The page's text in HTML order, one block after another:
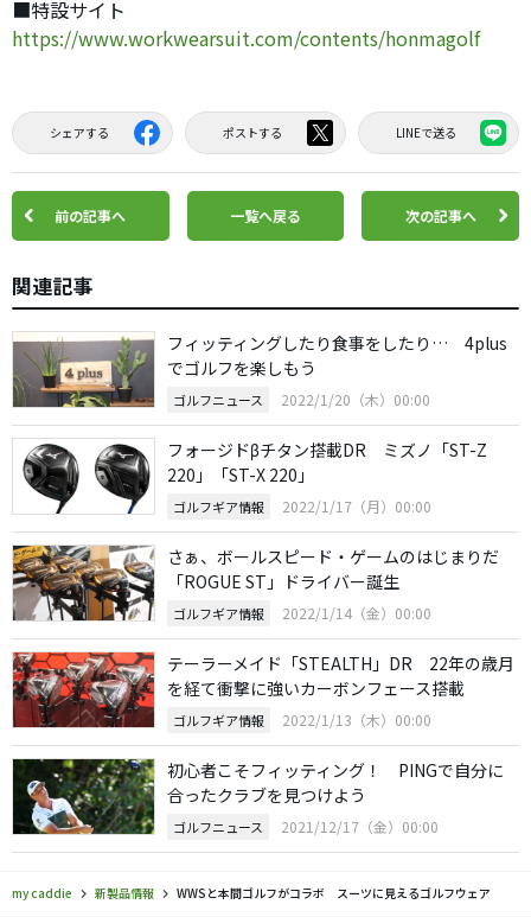
■特設サイト
https://www.workwearsuit.com/contents/honmagolf
シェアする ポストする LINEで送る
前の記事へ 一覧へ戻る 次の記事へ
関連記事
フィッティングしたり食事をしたり… 4plus
でゴルフを楽しもう
ゴルフニュース 2022/1/20（木）00:00
フォージドβチタン搭載DR ミズノ「ST-Z
220」「ST-X 220」
ゴルフギア情報 2022/1/17（月）00:00
さぁ、ボールスピード・ゲームのはじまりだ
「ROGUE ST」ドライバー誕生
ゴルフギア情報 2022/1/14（金）00:00
テーラーメイド「STEALTH」DR 22年の歳月
を経て衝撃に強いカーボンフェース搭載
ゴルフギア情報 2022/1/13（木）00:00
初心者こそフィッティング！ PINGで自分に
合ったクラブを見つけよう
ゴルフニュース 2021/12/17（金）00:00
my caddie 新製品情報 WWSと本間ゴルフがコラボ スーツに見えるゴルフウェア